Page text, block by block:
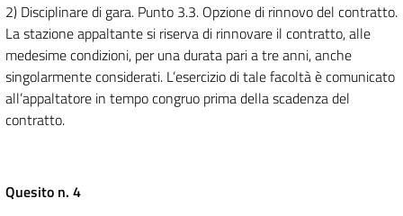
2) Disciplinare di gara. Punto 3.3. Opzione di rinnovo del contratto.
La stazione appaltante si riserva di rinnovare il contratto, alle
medesime condizioni, per una durata pari a tre anni, anche
singolarmente considerati. L’esercizio di tale facoltà è comunicato
all’appaltatore in tempo congruo prima della scadenza del
contratto.
Quesito n. 4